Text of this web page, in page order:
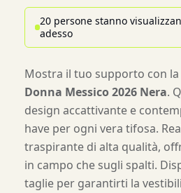
20 persone stanno
adesso
Mostra il tuo supporto con la
Donna Messico 2026 Nera.
design accattivante e
have per ogni vera tifosa.
traspirante di alta qualità,
in campo che sugli spalti.
taglie per garantirti la